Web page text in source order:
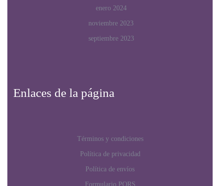
enero 2024
noviembre 2023
septiembre 2023
Enlaces de la página
Términos y condiciones
Política de privacidad
Política de envíos
Formulario PQRS